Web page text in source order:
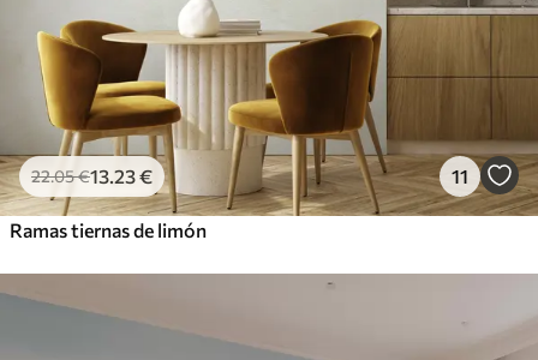
22.05€13 .23€ 11
Ramas tiernas de limón